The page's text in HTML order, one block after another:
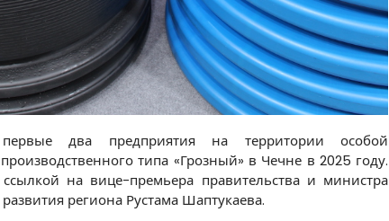
два предприятия на территории особой
типа «Грозный» в Чечне в 2025 году.
на вице-премьера правительства и министра
региона Рустама Шаптукаева.